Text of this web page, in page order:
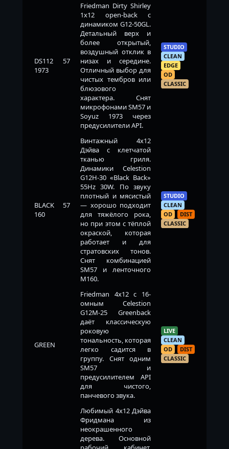
DS112 57
1973
Friedman Dirty Shirley
1x12 open-back с
динамиком G12-50GL.
Детальный верх и
более открытый,
воздушный отклик в
низах и середине.
Отличный выбор для
чистых тембров или
блюзового
характера. Снят
микрофонами SM57 и
Soyuz 1973 через
предусилители API.
STUDIO
CLEAN
EDGE
OD
CLASSIC
BLACK 57
160
Винтажный 4x12
Дэйва с клетчатой
тканью гриля.
Динамики Celestion
G12H-30 «Black Back»
55Hz 30W. По звуку
плотный и мясистый
— хорошо подходит
для тяжёлого рока,
но при этом с тёплой
окраской, которая
работает и для
стратовских тонов.
Снят комбинацией
SM57 и ленточного
M160.
STUDIO
CLEAN
OD
DIST
CLASSIC
GREEN
Friedman 4x12 с 16-
омным Celestion
G12M-25 Greenback
даёт классическую
роковую
тональность, которая
легко садится в
группу. Снят одним
SM57 и
предусилителем API
для чистого,
панчевого звука.
LIVE
CLEAN
OD
DIST
CLASSIC
Любимый 4x12 Дэйва
Фридмана из
неокрашенного
дерева. Основной